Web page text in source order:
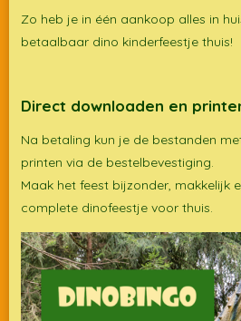
Zo heb je in één aankoop alles in
betaalbaar dino kinderfeestje thuis!
Direct downloaden en
Na betaling kun je de bestanden
printen via de bestelbevestiging.
Maak het feest bijzonder, makkelijk
complete dinofeestje voor thuis.